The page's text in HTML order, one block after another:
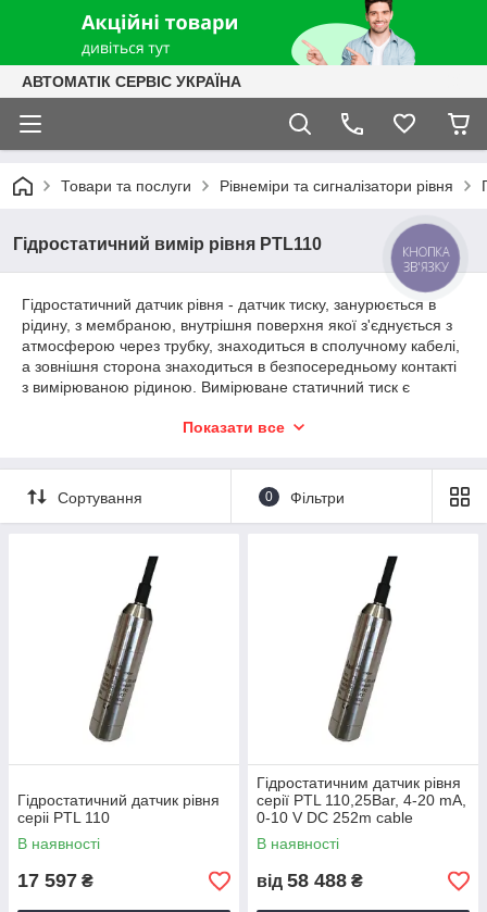
АВТОМАТІК СЕРВІС УКРАЇНА
Товари та послуги Рівнеміри та сигналізатори рівня
Гідростатичний вимір рівня PTL110
Гідростатичний датчик рівня - датчик тиску, занурюється в
рідину, з мембраною, внутрішня поверхня якої з'єднується з
атмосферою через трубку, знаходиться в сполучному кабелі,
а зовнішня сторона знаходиться в безпосередньому контакті
з вимірюваною рідиною. Вимірюване статичний тиск є
для обчислення рівня рідини в середовищі занурення.
Показати все
Сортування 0 Фільтри
Гідростатичний датчик рівня
серіі PTL 110
В наявності
17 597 ₴
Гідростатичним датчик рівня
серії PTL 110,25Bar, 4-20 mA,
0-10 V DC 252m cable
В наявності
від 58 488 ₴
КНОПКА
ЗВ'ЯЗКУ